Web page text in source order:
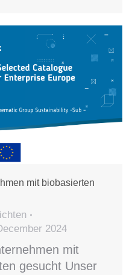
mit biobasierten
2024
mit
gesucht Unser